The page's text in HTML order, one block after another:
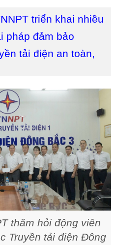
triển khai nhiều
pháp đảm bảo
tải điện an toàn,
thăm hỏi động viên
Truyền tải điện Đông